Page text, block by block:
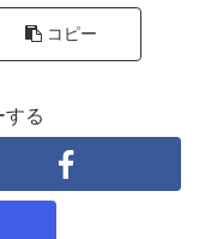
コピー
する